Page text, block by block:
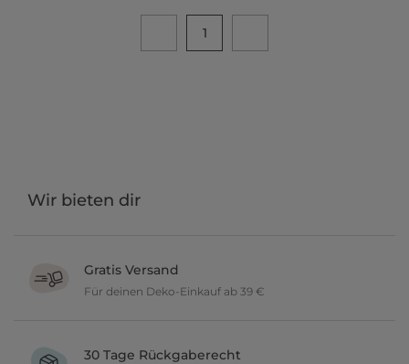
1
Wir bieten dir
Gratis Versand
Für deinen Deko-Einkauf ab 39 €
30 Tage Rückgaberecht